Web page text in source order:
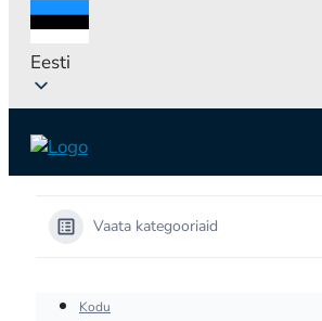
Eesti
Vaata kategooriaid
Kodu